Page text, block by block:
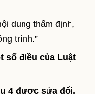
dung thẩm định,
trình.”
số điều của Luật
4 được sửa đổi,